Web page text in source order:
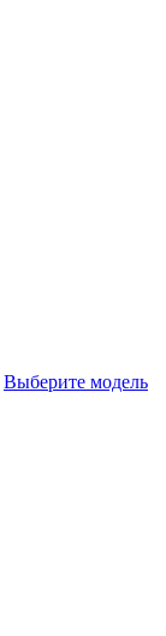
Выберите модель